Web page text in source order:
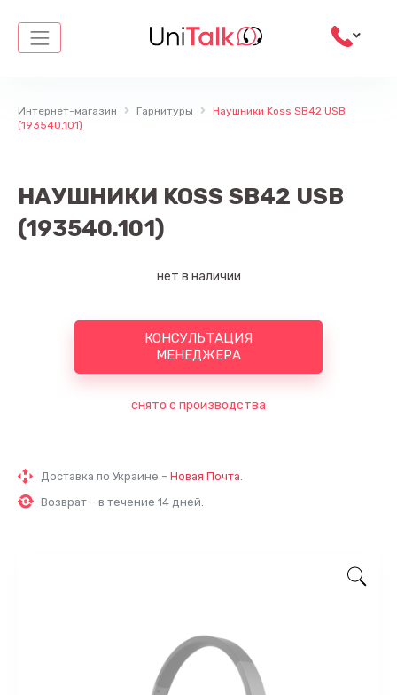
содержимому
Интернет-магазин Гарнитуры
Наушники Koss SB42 USB
(193540.101)
НАУШНИКИ KOSS SB42 USB
(193540.101)
нет в наличии
КОНСУЛЬТАЦИЯ
МЕНЕДЖЕРА
снято с производства
Доставка по Украине – Новая Почта.
Возврат – в течение 14 дней.